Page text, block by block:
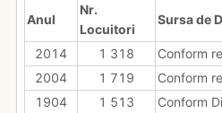
Anul
Nr.
Locuitori
Sursa de
2014 1 318
Conform
2004
1 719
Conform
1904
1 513 Conform